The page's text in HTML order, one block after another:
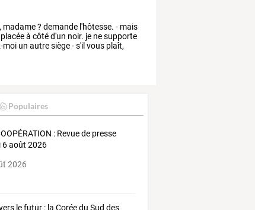
madame? demande l'hôtesse. - mais
placéeà côtéd'un noir. je nesupporte
moi un autresiège-s'ilvous plaît,
Populaires
: Revue de presse
6 août 2026
2026
le futur : la Corée du Sud des